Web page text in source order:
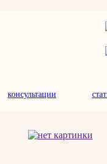
консультации